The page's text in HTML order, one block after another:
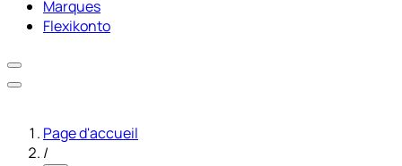
Marques
Flexikonto
Page d'accueil
/